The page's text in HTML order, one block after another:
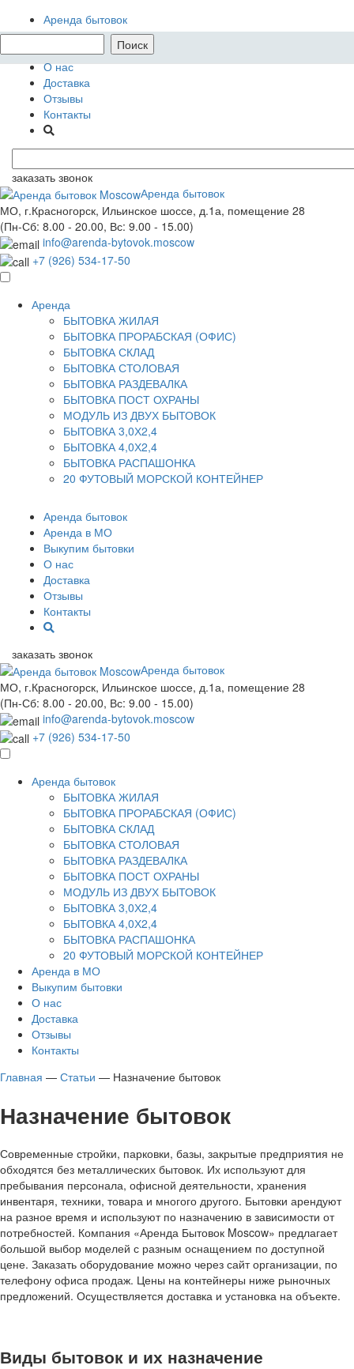
Аренда бытовок
Аренда в МО
Выкупим бытовки
О нас
Доставка
Отзывы
Контакты
заказать звонок
Аренда бытовок
МО, г.Красногорск, Ильинское шоссе, д.1а, помещение 28
(Пн-Сб: 8.00 - 20.00, Вс: 9.00 - 15.00)
info@arenda-bytovok.moscow
+7 (926) 534-17-50
Аренда
БЫТОВКА ЖИЛАЯ
БЫТОВКА ПРОРАБСКАЯ (ОФИС)
БЫТОВКА СКЛАД
БЫТОВКА СТОЛОВАЯ
БЫТОВКА РАЗДЕВАЛКА
БЫТОВКА ПОСТ ОХРАНЫ
МОДУЛЬ ИЗ ДВУХ БЫТОВОК
БЫТОВКА 3,0Х2,4
БЫТОВКА 4,0Х2,4
БЫТОВКА РАСПАШОНКА
20 ФУТОВЫЙ МОРСКОЙ КОНТЕЙНЕР
Аренда бытовок
Аренда в МО
Выкупим бытовки
О нас
Доставка
Отзывы
Контакты
заказать звонок
Аренда бытовок
МО, г.Красногорск, Ильинское шоссе, д.1а, помещение 28
(Пн-Сб: 8.00 - 20.00, Вс: 9.00 - 15.00)
info@arenda-bytovok.moscow
+7 (926) 534-17-50
Аренда бытовок
БЫТОВКА ЖИЛАЯ
БЫТОВКА ПРОРАБСКАЯ (ОФИС)
БЫТОВКА СКЛАД
БЫТОВКА СТОЛОВАЯ
БЫТОВКА РАЗДЕВАЛКА
БЫТОВКА ПОСТ ОХРАНЫ
МОДУЛЬ ИЗ ДВУХ БЫТОВОК
БЫТОВКА 3,0Х2,4
БЫТОВКА 4,0Х2,4
БЫТОВКА РАСПАШОНКА
20 ФУТОВЫЙ МОРСКОЙ КОНТЕЙНЕР
Аренда в МО
Выкупим бытовки
О нас
Доставка
Отзывы
Контакты
Главная — Статьи — Назначение бытовок
Назначение бытовок
Современные стройки, парковки, базы, закрытые предприятия не
обходятся без металлических бытовок. Их используют для
пребывания персонала, офисной деятельности, хранения
инвентаря, техники, товара и многого другого. Бытовки арендуют
на разное время и используют по назначению в зависимости от
потребностей. Компания «Аренда Бытовок Moscow» предлагает
большой выбор моделей с разным оснащением по доступной
цене. Заказать оборудование можно через сайт организации, по
телефону офиса продаж. Цены на контейнеры ниже рыночных
предложений. Осуществляется доставка и установка на объекте.
Виды бытовок и их назначение